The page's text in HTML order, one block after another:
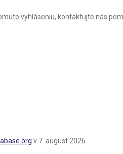
vyhláseniu, kontaktujte nás
v 7. august 2026